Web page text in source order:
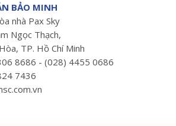
BẢO MINH
nhà Pax Sky
Ngọc Thạch,
TP. Hồ Chí Minh
8686 - (028) 4455 0686
7436